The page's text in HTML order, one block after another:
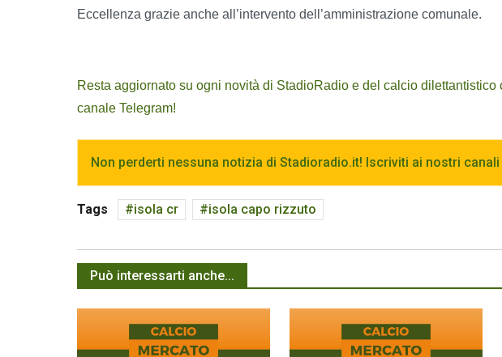
Eccellenza grazie anche all’intervento dell’amministrazione comunale.
Resta aggiornato su ogni novità di StadioRadio e del calcio dilettantistico
canale Telegram!
Non perderti nessuna notizia di Stadioradio.it! Iscriviti ai nostri
Tags isola cr isola capo rizzuto
Può interessarti anche...